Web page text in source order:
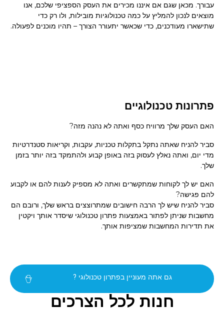
עבורך. מכאן שגם אם איננו מכירים את העסק הספציפי שלכם, אנו
מוצאים לנכון להמליץ על כמה טכנולוגיות מובילות, ולו רק כדי
שתישארו מעודכנים, כדי שכאשר יתעורר הצורך – תהיו מוכנים לפעולה.
פתרונות טכנולוגיים
האם העסק שלך מרוויח כסף ואתה לא נהנה מזה?
סביר להניח שאתה נתקל בתקלות טכניות, עקבות, וקריאות סטנדרטיות
מדי יום, ואתה נאלץ לעסוק בזה באופן קבוע ולהתמקד בזה יותר בזמן
שלך.
האם יש לך לקוחות שמתקשרים ואתה לא מספיק לענות להם או לקבוע
להם פגישה?
סביר להניח שיש לך הרבה חישובים שמתרוצצים בראש שלך, ורובם הם
מחשבות שניתן לפתור באמצעות פתרון טכנולוגי שיסדר אותך ויקטין
את תדירות המחשבות שמציפות אותך.
? גם אתה מעוניין בפתרון טכנולוגי
חנות לכל הצרכים